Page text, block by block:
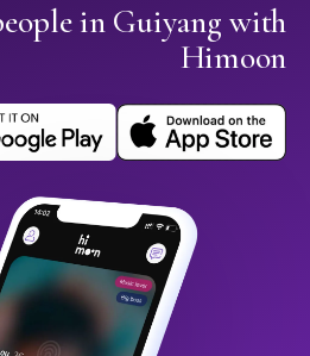
in Guiyang with
Himoon